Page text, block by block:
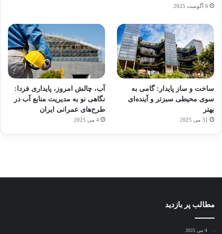
6 آگوست 2025
ساخت و ساز پایدار: گامی به
سوی محیطی سبزتر و آینده‌ای
بهتر
31 می 2025
آب، چالش امروز، پایداری فردا:
نگاهی نو به مدیریت منابع آب در
طرح‌های عمرانی ایران
4 می 2025
آماده
برای
کشف
توسط
ژاکت
در
ی سفر
مجازی
…
توسط
ورزش
با
ساعت
هوشمند
عکاسی
با طعم
توسط
ژاکت
در
هدفون
های
2023
توسط
ژاکت
مطالب پر بازدید
4 می 2025